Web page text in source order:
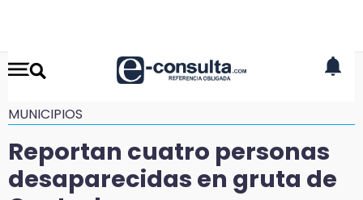
MUNICIPIOS
Reportan cuatro personas
desaparecidas en gruta de